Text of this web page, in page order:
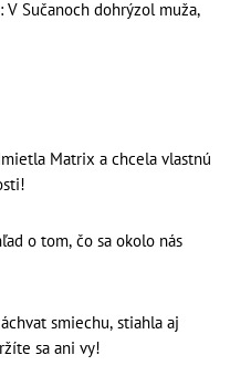
Sučanoch dohrýzol muža,
Matrix a chcela vlastnú
o tom, čo sa okolo nás
smiechu, stiahla aj
sa ani vy!